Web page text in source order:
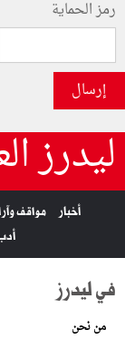
رمز الحماية
إرسال
ليدرز
أخبار مواقف
في ليدرز
من نحن